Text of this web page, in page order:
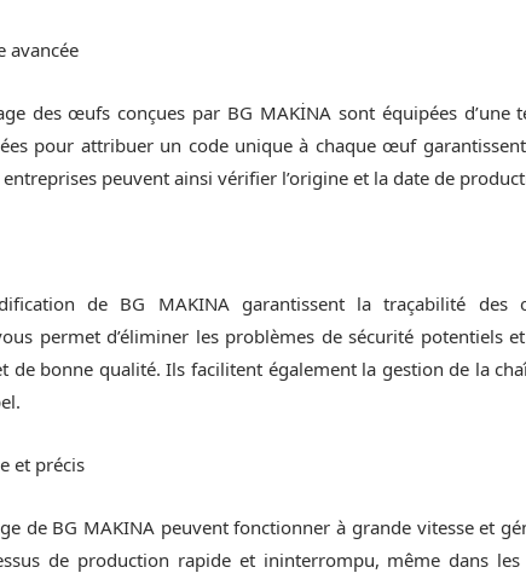
avancée
des œufs conçues par BG MAKİNA sont équipées d’une
pour attribuer un code unique à chaque œuf
peuvent ainsi vérifier l’origine et la date de
de BG MAKINA garantissent la traçabilité des
permet d’éliminer les problèmes de sécurité potentiels
de bonne qualité. Ils facilitent également la gestion de la
et précis
de BG MAKINA peuvent fonctionner à grande vitesse et
de production rapide et ininterrompu, même dans